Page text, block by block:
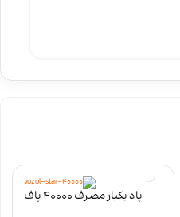
پاد یکبار مصرف 40000 پاف